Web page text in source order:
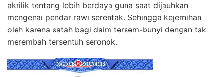
akrilik tentang lebih berdaya guna saat dijauhkan
mengenai pendar rawi serentak. Sehingga kejernihan
oleh karena satah bagi daim tersem-bunyi dengan tak
merembah tersentuh seronok.